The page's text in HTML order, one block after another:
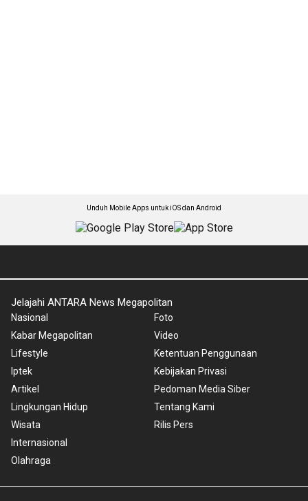
Unduh Mobile Apps untuk iOS dan Android
Jelajahi ANTARA News Megapolitan
Nasional
Kabar Megapolitan
Lifestyle
Iptek
Artikel
Lingkungan Hidup
Wisata
Internasional
Olahraga
Foto
Video
Ketentuan Penggunaan
Kebijakan Privasi
Pedoman Media Siber
Tentang Kami
Rilis Pers